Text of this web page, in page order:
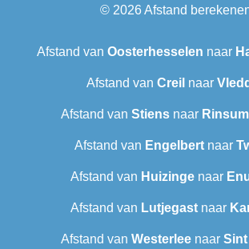
© 2026Afstand
Afstand van Oosterhesselen naar
Afstand van Creil naar
Afstand van Stiens naar
Afstand van Engelbert naar
Afstand van Huizinge naar
Afstand van Lutjegastnaar
Afstand van Westerleenaar